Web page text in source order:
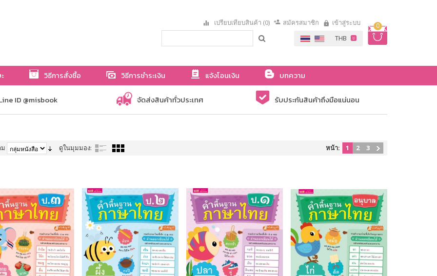
0
เปรียบเทียบสินค้า (0) สมัครสมาชิก เข้าสู่ระบบ
วิธีการสั่งซื้อ วิธีการชำระเงิน แจ้งโอนเงิน บทความ
ID @misbook จัดส่งสินค้าทั่วประเทศ รับประกันสินค้าถึงมือแน่นอน
ม ดูในมุมมอง: หน้า: 1 2 3